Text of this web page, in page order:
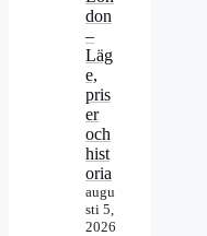
don
–
Läg
e,
pris
er
och
hist
oria
augu
sti 5,
2026